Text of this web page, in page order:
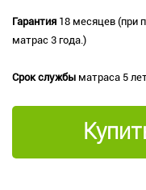
Гарантия 18 месяцев (при
матрас 3 года.)
Срок службы матраса 5